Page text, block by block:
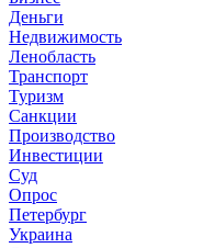
Деньги
Недвижимость
Ленобласть
Транспорт
Туризм
Санкции
Производство
Инвестиции
Суд
Опрос
Петербург
Украина